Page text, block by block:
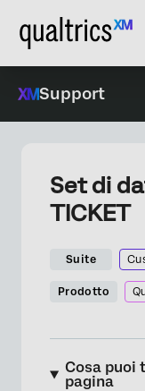
Support
Set di
TICKET
Suite
Prodotto
Cosa puoi
pagina